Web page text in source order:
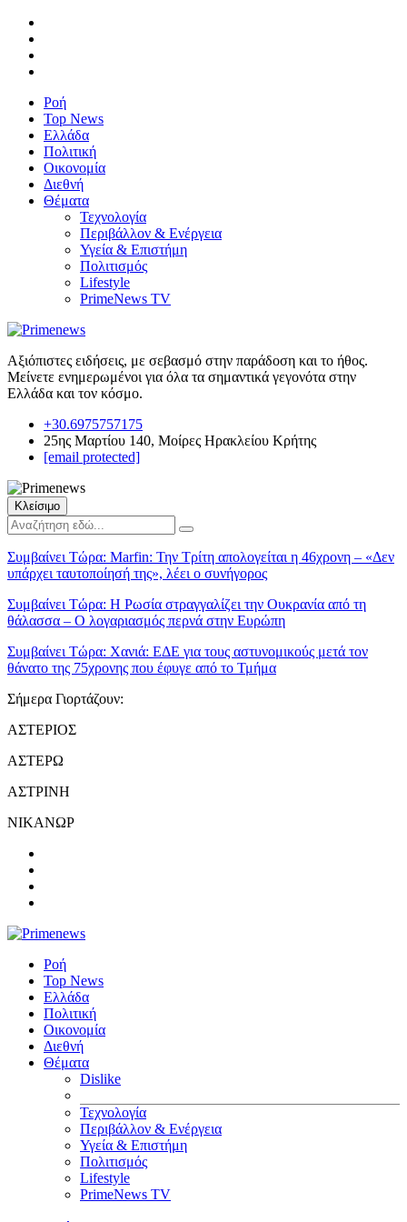
Ροή
Top News
Ελλάδα
Πολιτική
Οικονομία
Διεθνή
Θέματα
Τεχνολογία
Περιβάλλον & Ενέργεια
Υγεία & Επιστήμη
Πολιτισμός
Lifestyle
PrimeNews TV
Αξιόπιστες ειδήσεις, με σεβασμό στην παράδοση και το ήθος.
Μείνετε ενημερωμένοι για όλα τα σημαντικά γεγονότα στην
Ελλάδα και τον κόσμο.
+30.6975757175
25ης Μαρτίου 140, Μοίρες Ηρακλείου Κρήτης
[email protected]
Κλείσιμο
Συμβαίνει Τώρα: Marfin: Την Τρίτη απολογείται η 46χρονη – «Δεν
υπάρχει ταυτοποίησή της», λέει ο συνήγορος
Συμβαίνει Τώρα: Η Ρωσία στραγγαλίζει την Ουκρανία από τη
θάλασσα – Ο λογαριασμός περνά στην Ευρώπη
Συμβαίνει Τώρα: Χανιά: ΕΔΕ για τους αστυνομικούς μετά τον
θάνατο της 75χρονης που έφυγε από το Τμήμα
Σήμερα Γιορτάζουν:
ΑΣΤΕΡΙΟΣ
ΑΣΤΕΡΩ
ΑΣΤΡΙΝΗ
ΝΙΚΑΝΩΡ
Ροή
Top News
Ελλάδα
Πολιτική
Οικονομία
Διεθνή
Θέματα
Dislike
Τεχνολογία
Περιβάλλον & Ενέργεια
Υγεία & Επιστήμη
Πολιτισμός
Lifestyle
PrimeNews TV